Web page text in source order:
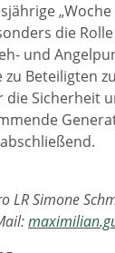
„Woche
die
und
Beteiligten
die Sicherheit
LR Simone